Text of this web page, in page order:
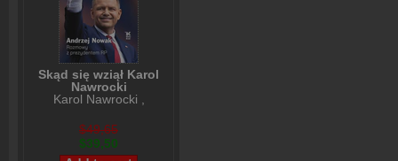
Skąd się wziął Karol
Nawrocki
Karol Nawrocki
$49,65
$39,50